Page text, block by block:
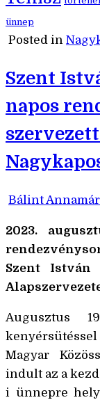
ünnep
Posted in
Szent
napos
Bálint
2023.
Szent István
Augusztus
Magyar
indult az a
i ünnepre